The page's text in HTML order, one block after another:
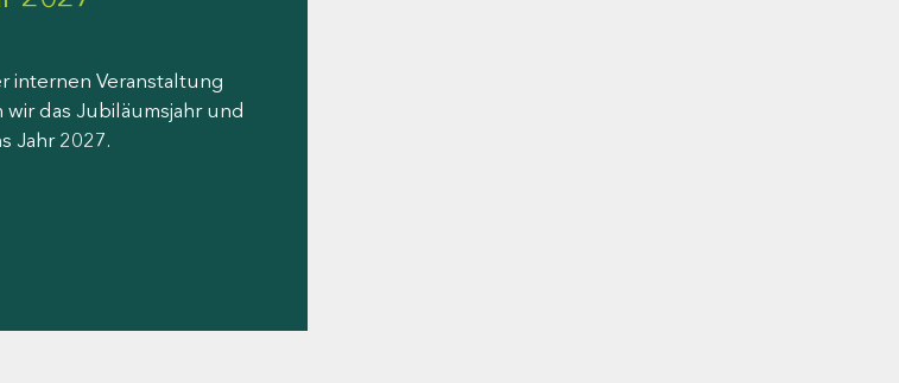
internen Veranstaltung
das Jubiläumsjahr und
Jahr 2027.